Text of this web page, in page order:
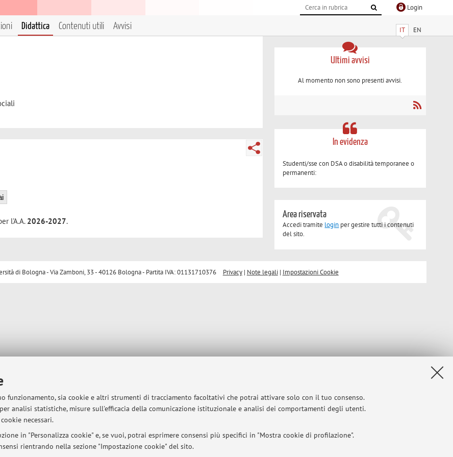
funzionamento, sia cookie e altri strumenti di tracciamento facoltativi che potrai attivare solo con il tuo consenso.
analisi statistiche, misure sull'efficacia della comunicazione istituzionale e analisi dei comportamenti degli utenti.
necessari.
in "Personalizza cookie" e, se vuoi, potrai esprimere consensi più specifici in "Mostra cookie di profilazione".
rientrando nella sezione "Impostazione cookie" del sito.
Login
IT EN
Didattica Contenuti utili Avvisi
l'A.A. 2026-2027.
Ultimi avvisi
Al momento non sono presenti avvisi.
In evidenza
Studenti/sse con DSA o disabilità temporanee o
permanenti:
Area riservata
Accedi tramite login per gestire tutti i contenuti
del sito.
di Bologna - Via Zamboni, 33 - 40126 Bologna - Partita IVA: 01131710376 Privacy| Note legali| Impostazioni Cookie